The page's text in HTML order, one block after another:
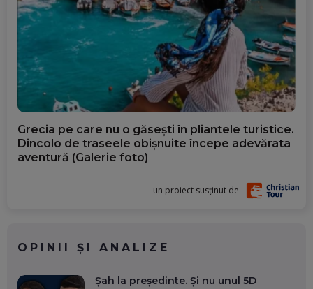
Grecia pe care nu o găsești în pliantele turistice.
Dincolo de traseele obișnuite începe adevărata
aventură (Galerie foto)
un proiect susținut de
OPINII ȘI ANALIZE
Șah la președinte. Și nu unul 5D